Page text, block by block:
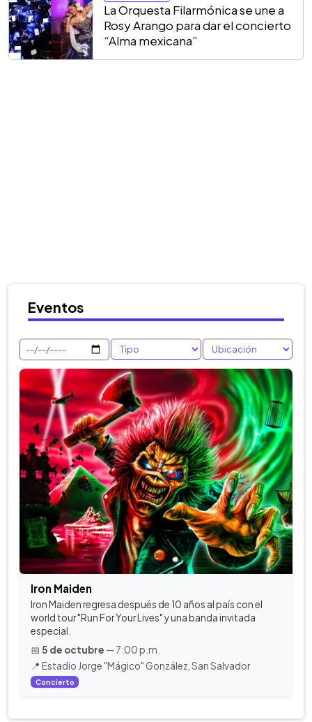
La Orquesta Filarmónica se une a
Rosy Arango para dar el concierto
“Alma mexicana”
Eventos
Iron Maiden
Iron Maiden regresa después de 10 años al país con el
world tour "Run For Your Lives" y una banda invitada
especial.
📅 5 de octubre — 7:00 p.m.
📍 Estadio Jorge "Mágico" González, San Salvador
Concierto